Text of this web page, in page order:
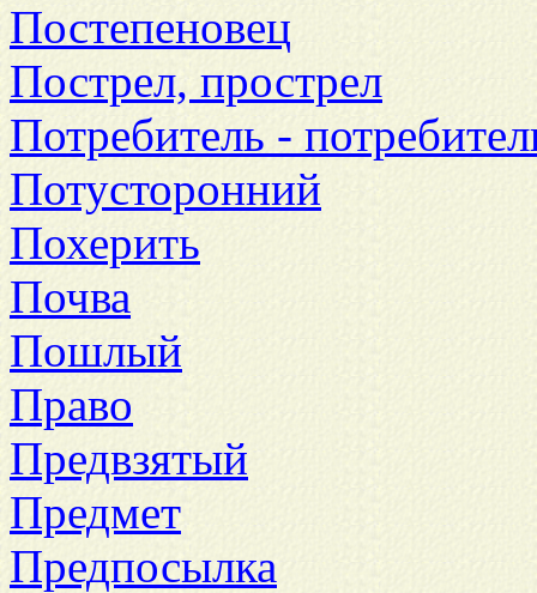
Постепеновец
Пострел, прострел
Потребитель -
Потусторонний
Похерить
Почва
Пошлый
Право
Предвзятый
Предмет
Предпосылка